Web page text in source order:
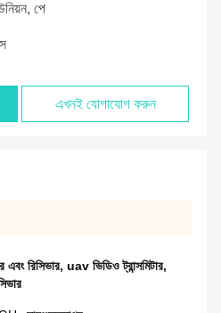
পে
এখনই যোগাযোগ করুন
এবং রিসিভার, uav ভিডিও ট্রান্সমিটার,